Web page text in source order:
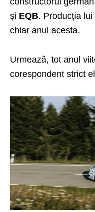
și EQB. Producția
chiar anul acesta.
Urmează, tot anul
corespondent strict